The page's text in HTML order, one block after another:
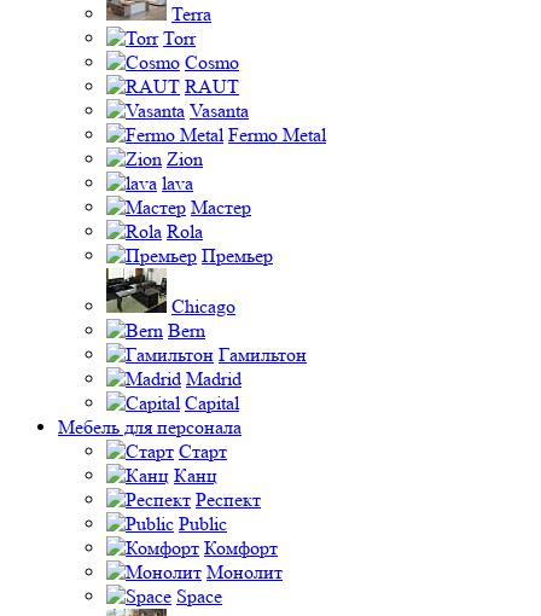
Terra
Torr
Cosmo
RAUT
Vasanta
Fermo Metal
Zion
lava
Мастер
Rola
Премьер
Chicago
Bern
Гамильтон
Madrid
Capital
Мебель для персонала
Старт
Канц
Респект
Public
Комфорт
Монолит
Space